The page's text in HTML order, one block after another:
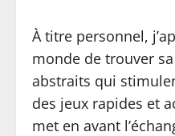
À titre personnel,
monde de trouver
abstraits qui
des jeux rapides et
met en avant